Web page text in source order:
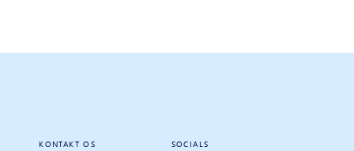
KONTAKT OS SOCIALS